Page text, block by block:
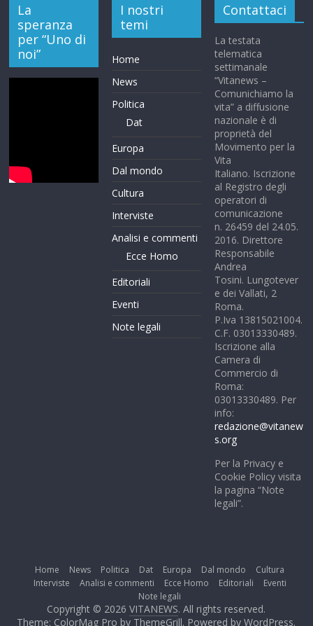
La
speranza
per “Uno di
noi”
I nostri
temi
Home
News
Politica
Dat
Europa
Dal mondo
Cultura
Interviste
Analisi e commenti
Ecce Homo
Editoriali
Eventi
Note legali
Contattaci
La testata
telematica
settimanale
“Vitanews –
Comunichiamo la
vita” a diffusione
nazionale è di
proprietà del
Movimento per la
Vita
Italiano. Iscrizione
al Registro degli
operatori di
comunicazione
n. 26459 del 24.05.
2016. Direttore
Responsabile
Andrea
Tosini. Lungotever
e dei Vallati, 2
Roma.
P.Iva 13815021004.
C.F. 03013330489.
Iscrizione alla
Camera di
Commercio di
Roma:
03013330489. Per
info:
redazione@vitanew
s.org
Per la Privacy e
Cookie Policy visita
la pagina “Note
legali”.
Home News Politica Dat Europa Dal mondo
Cultura
Interviste
Analisi e commenti Ecce Homo Editoriali
Eventi
Note legali
Copyright © 2026VITANEWS. All rights reserved.
Theme: ColorMag Pro by ThemeGrill. Powered byWordPress.